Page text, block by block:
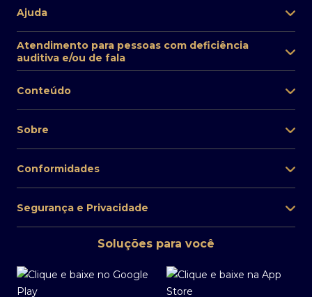
Ajuda
Atendimento para pessoas com deficiência
auditiva e/ou de fala
Conteúdo
Sobre
Conformidades
Segurança e Privacidade
Soluções para você